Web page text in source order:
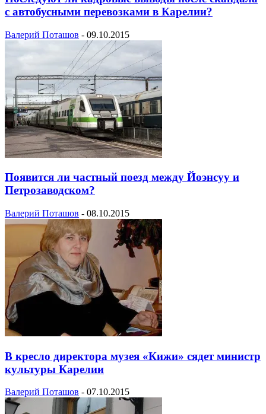
с автобусными перевозками в Карелии?
Валерий Поташов - 09.10.2015
Появится ли частный поезд между Йоэнсуу и
Петрозаводском?
Валерий Поташов - 08.10.2015
В кресло директора музея «Кижи» сядет министр
культуры Карелии
Валерий Поташов - 07.10.2015